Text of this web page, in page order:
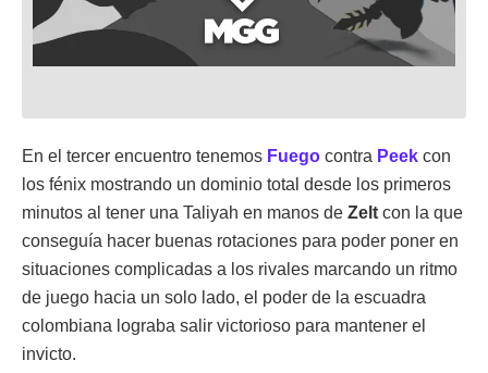
En el tercer encuentro tenemos Fuego contra Peek con
los fénix mostrando un dominio total desde los primeros
minutos al tener una Taliyah en manos de Zelt con la que
conseguía hacer buenas rotaciones para poder poner en
situaciones complicadas a los rivales marcando un ritmo
de juego hacia un solo lado, el poder de la escuadra
colombiana lograba salir victorioso para mantener el
invicto.